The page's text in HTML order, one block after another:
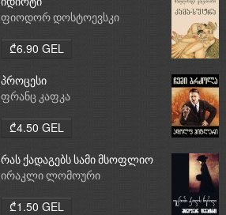
იდიოტი
ფიოდორ დოსტოევსკი
₾6.90 GEL
პროცესი
ფრანც კაფკა
₾4.50 GEL
რას ქადაგებს სამი მსოფლიო
რელიგია: ბუდიზმი,
ირაკლი ლომოური
₾1.50 GEL